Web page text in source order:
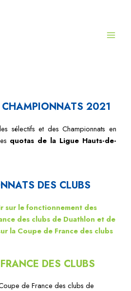
CHAMPIONNATS 2021
sélectifs et des Championnats en
quotas de la Ligue Hauts-de-
DES CLUBS
sur le fonctionnement des
des clubs de Duathlon et de
la Coupe de France des clubs
DES CLUBS
de France des clubs de